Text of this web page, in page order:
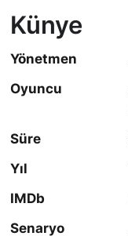
Künye
Yönetmen
Oyuncu
Süre
Yıl
IMDb
Senaryo